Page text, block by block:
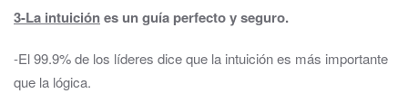
3-La intuiciónes un guía perfecto y seguro.
-El 99.9% de los líderes dice que la intuición es más importante
que la lógica.